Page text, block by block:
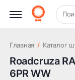
+7 (831) 261-35-
113Q TL LT 6PR WW
Главная / Каталог
Roadcruza
6PR WW